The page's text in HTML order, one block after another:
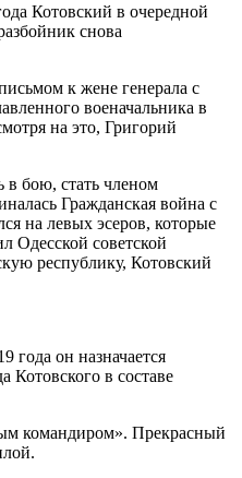
Котовский в очередной
снова
к жене генерала с
военачальника в
на это, Григорий
в бою, стать членом
Гражданская война с
на левых эсеров, которые
Одесской советской
республику, Котовский
года он назначается
Котовского в составе
командиром». Прекрасный